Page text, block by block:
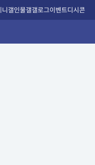
니갤인물갤갤로그이벤트디시콘